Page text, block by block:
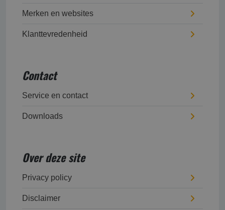
Merken en websites
Klanttevredenheid
Contact
Service en contact
Downloads
Over deze site
Privacy policy
Disclaimer